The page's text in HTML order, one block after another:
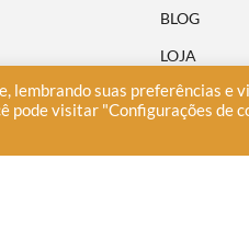
BLOG
LOJA
CONSELHO
lembrando suas preferências e
pode visitar "Configurações de